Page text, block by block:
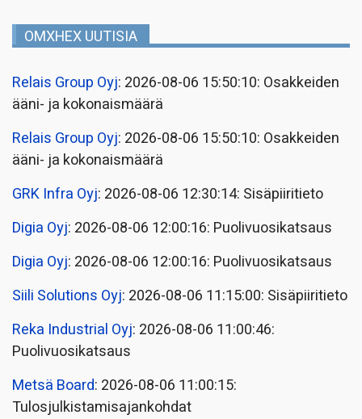
OMXHEX UUTISIA
Relais Group Oyj: 2026-08-06 15:50:10: Osakkeiden
ääni- ja kokonaismäärä
Relais Group Oyj: 2026-08-06 15:50:10: Osakkeiden
ääni- ja kokonaismäärä
GRK Infra Oyj: 2026-08-06 12:30:14: Sisäpiiritieto
Digia Oyj: 2026-08-06 12:00:16: Puolivuosikatsaus
Digia Oyj: 2026-08-06 12:00:16: Puolivuosikatsaus
Siili Solutions Oyj: 2026-08-06 11:15:00: Sisäpiiritieto
Reka Industrial Oyj: 2026-08-06 11:00:46:
Puolivuosikatsaus
Metsä Board: 2026-08-06 11:00:15:
Tulosjulkistamisajankohdat